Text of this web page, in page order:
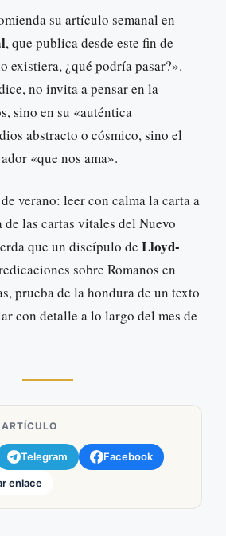
su artículo semanal en
, que publica desde este fin de
existiera, ¿qué podría pasar?».
no invita a pensar en la
sino en su «auténtica
abstracto o cósmico, sino el
«que nos ama».
verano: leer con calma la carta a
de las cartas vitales del Nuevo
que un discípulo de Lloyd-
sobre Romanos en
prueba de la hondura de un texto
con detalle a lo largo del mes de
Telegram Facebook
enlace